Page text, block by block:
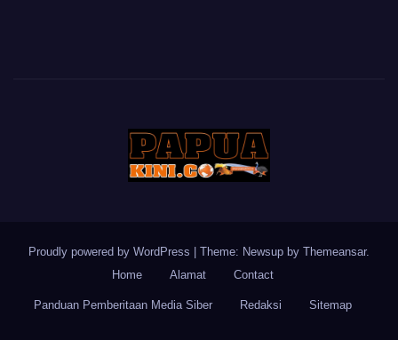
Proudly powered by WordPress Theme: Newsup by Themeansar.
Home
Alamat Contact
Panduan Pemberitaan Media Siber Redaksi Sitemap